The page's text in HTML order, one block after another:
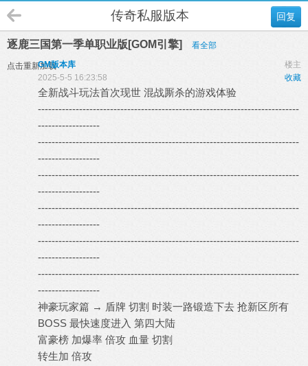
回复
传奇私服版本
逐鹿三国第一季单职业版[GOM引擎] 看全部
点击重新加载 楼主
GM版本库
收藏
2025-5-5 16:23:58
全新战斗玩法首次现世 混战厮杀的游戏体验
----------------------------------------------------------------------------
------------------
----------------------------------------------------------------------------
------------------
----------------------------------------------------------------------------
------------------
----------------------------------------------------------------------------
------------------
----------------------------------------------------------------------------
------------------
----------------------------------------------------------------------------
------------------
神豪玩家篇 → 盾牌 切割 时装一路锻造下去 抢新区所有
BOSS 最快速度进入 第四大陆
富豪榜 加爆率 倍攻 血量 切割
转生加 倍攻